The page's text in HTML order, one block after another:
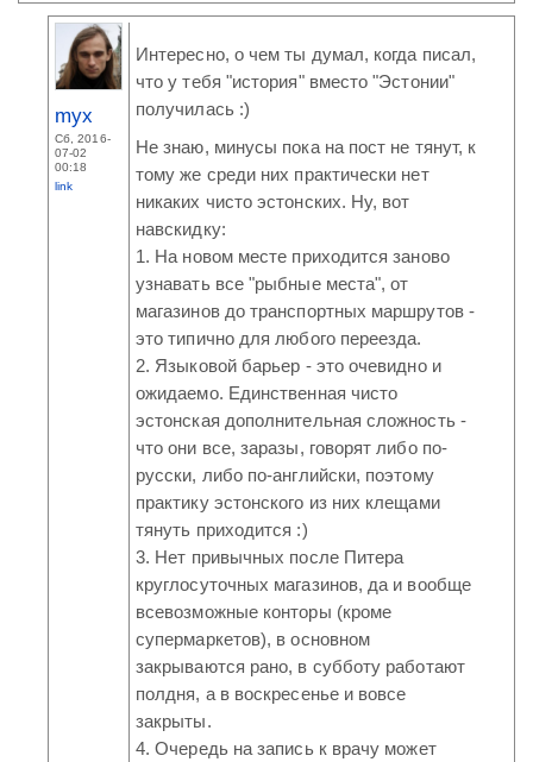
myx
Сб, 2016-
07-02
00:18
link
Интересно, о чем ты думал, когда писал,
что у тебя "история" вместо "Эстонии"
получилась :)
Не знаю, минусы пока на пост не тянут, к
тому же среди них практически нет
никаких чисто эстонских. Ну, вот
навскидку:
1. На новом месте приходится заново
узнавать все "рыбные места", от
магазинов до транспортных маршрутов -
это типично для любого переезда.
2. Языковой барьер - это очевидно и
ожидаемо. Единственная чисто
эстонская дополнительная сложность -
что они все, заразы, говорят либо по-
русски, либо по-английски, поэтому
практику эстонского из них клещами
тянуть приходится :)
3. Нет привычных после Питера
круглосуточных магазинов, да и вообще
всевозможные конторы (кроме
супермаркетов), в основном
закрываются рано, в субботу работают
полдня, а в воскресенье и вовсе
закрыты.
4. Очередь на запись к врачу может